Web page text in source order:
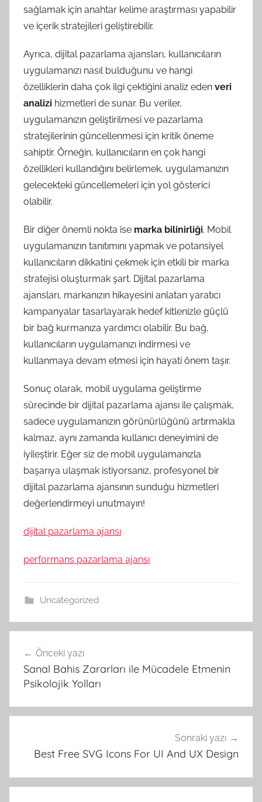
sağlamak için anahtar kelime araştırması yapabilir
ve içerik stratejileri geliştirebilir.
Ayrıca, dijital pazarlama ajansları, kullanıcıların
uygulamanızı nasıl bulduğunu ve hangi
özelliklerin daha çok ilgi çektiğini analiz eden veri
analizi hizmetleri de sunar. Bu veriler,
uygulamanızın geliştirilmesi ve pazarlama
stratejilerinin güncellenmesi için kritik öneme
sahiptir. Örneğin, kullanıcıların en çok hangi
özellikleri kullandığını belirlemek, uygulamanızın
gelecekteki güncellemeleri için yol gösterici
olabilir.
Bir diğer önemli nokta ise marka bilinirliği. Mobil
uygulamanızın tanıtımını yapmak ve potansiyel
kullanıcıların dikkatini çekmek için etkili bir marka
stratejisi oluşturmak şart. Dijital pazarlama
ajansları, markanızın hikayesini anlatan yaratıcı
kampanyalar tasarlayarak hedef kitlenizle güçlü
bir bağ kurmanıza yardımcı olabilir. Bu bağ,
kullanıcıların uygulamanızı indirmesi ve
kullanmaya devam etmesi için hayati önem taşır.
Sonuç olarak, mobil uygulama geliştirme
sürecinde bir dijital pazarlama ajansı ile çalışmak,
sadece uygulamanızın görünürlüğünü artırmakla
kalmaz, aynı zamanda kullanıcı deneyimini de
iyileştirir. Eğer siz de mobil uygulamanızla
başarıya ulaşmak istiyorsanız, profesyonel bir
dijital pazarlama ajansının sunduğu hizmetleri
değerlendirmeyi unutmayın!
dijital pazarlama ajansı
performans pazarlama ajansı
Uncategorized
gezinmesi
Önceki yazı
Sanal Bahis Zararları ile Mücadele Etmenin
Psikolojik Yolları
Sonraki yazı
Best Free SVG Icons For UI And UX Design